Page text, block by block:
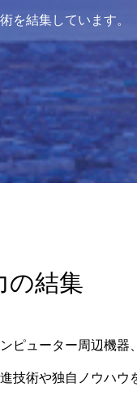
を結集しています。
の結集
ピューター周辺機器
技術や独自ノウハウ